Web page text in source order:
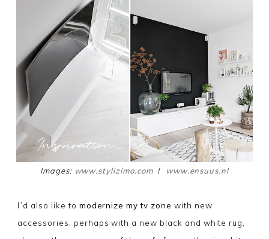
Images: www.stylizimo.com/ www.ensuus.nl
I´d also like to modernize my tv zone with new
accessories, perhaps with a new black and white rug,